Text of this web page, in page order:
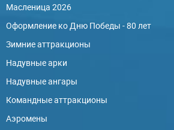
Масленица 2026
Оформление ко Дню Победы - 80 лет
Зимние аттракционы
Надувные арки
Надувные ангары
Командные аттракционы
Аэромены